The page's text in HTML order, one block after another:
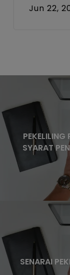
Jun 22,
PEKELILING
SYARAT
SENARAI